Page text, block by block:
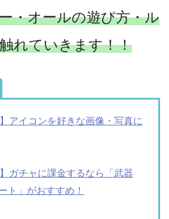
・オールの遊び方・ル
れていきます！！
アイコンを好きな画像・写真に
ガチャに課金するなら「武器
ト」がおすすめ！